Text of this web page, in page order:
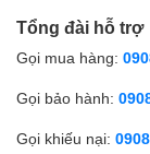
kiểu đơn giản,
trọng sẽ đáp
Chất lượng sản
Bên mình cam
Tổng đài hỗ trợ
Gọi mua hàng:
Gọi bảo hành:
Gọi khiếu nại: